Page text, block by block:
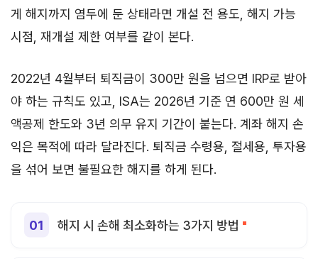
게 해지까지 염두에 둔 상태라면 개설 전 용도, 해지 가능
시점, 재개설 제한 여부를 같이 본다.
2022년 4월부터 퇴직금이 300만 원을 넘으면 IRP로 받아
야 하는 규칙도 있고, ISA는 2026년 기준 연 600만 원 세
액공제 한도와 3년 의무 유지 기간이 붙는다. 계좌 해지 손
익은 목적에 따라 달라진다. 퇴직금 수령용, 절세용, 투자용
을 섞어 보면 불필요한 해지를 하게 된다.
해지 시 손해 최소화하는 3가지 방법